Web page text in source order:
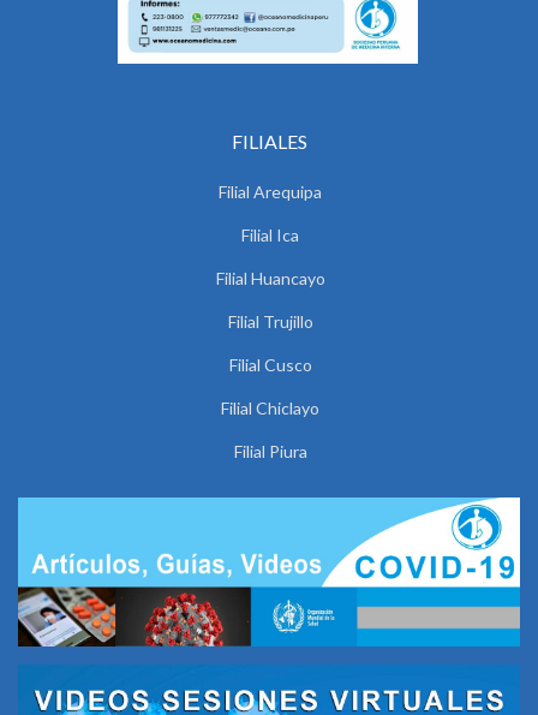
FILIALES
Filial Arequipa
Filial Ica
Filial Huancayo
Filial Trujillo
Filial Cusco
Filial Chiclayo
Filial Piura